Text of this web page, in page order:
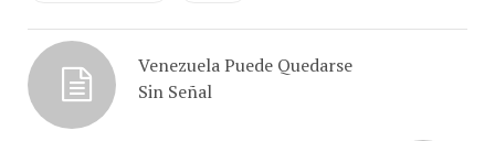
Venezuela Puede Quedarse
Sin Señal